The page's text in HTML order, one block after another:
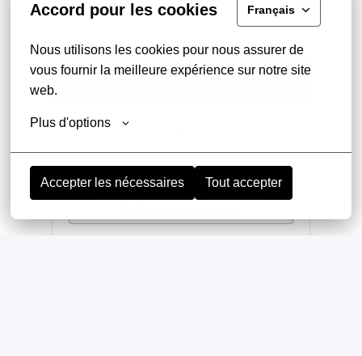
Accord pour les cookies Français
Nous utilisons les cookies pour nous assurer de
vous fournir la meilleure expérience sur notre site
web.
Plus d'options
Accepter les nécessaires Tout accepter
Postuler
Apply with Indeed
indisponible